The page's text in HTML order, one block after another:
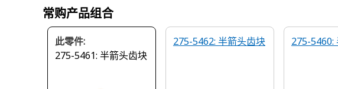
常购产品组合
此零件:
275-5461: 半箭头齿块
275-5462: 半箭头齿块 275-5460: